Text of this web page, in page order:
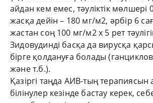
айдан кем емес, тәуліктік мөлшері
жасқа дейін – 180 мг/м2, әрбір 6
жастан соң 100 мг/м2 х 5 рет
Зидовудинді басқа да вирусқа
бірге қолдануға болады
және т.б.).
Қазіргі таңда АИВ-тың терапиясын
білінулер кезінде бастау керек,